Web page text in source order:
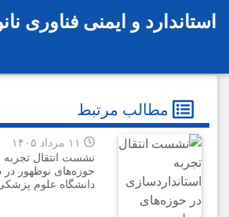
رفتن به محتوای اصلی
استاندارد و ایمنی فناوری
مطالب مرتبط
نشست انتقال تجربه
حوزه‌های نوظهور
دانشگاه علوم